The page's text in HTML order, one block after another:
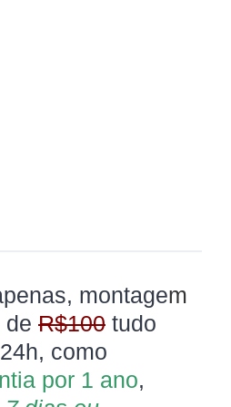
montagem
de R$100 tudo
como
por 1 ano,